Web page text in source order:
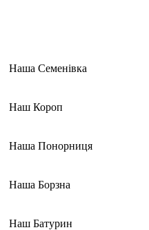
Наша Семенівка
Наш Короп
Наша Понорниця
Наша Борзна
Наш Батурин